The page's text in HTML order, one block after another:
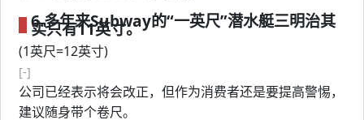
6.多年来Subway的“一英尺”潜水艇三明治其
实只有11英寸。
(1英尺=12英寸)
[-]
公司已经表示将会改正，但作为消费者还是要提高警惕，
建议随身带个卷尺。